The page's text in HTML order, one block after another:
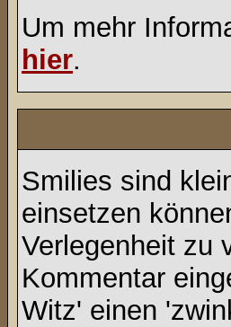
Um mehr
hier.
Smilies sind
einsetzen
Verlegenheit zu
Kommentar
Witz' einen